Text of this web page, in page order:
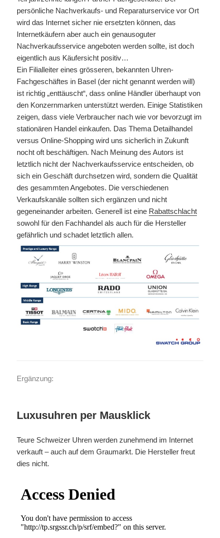
persönliche Nachverkaufs- und Reparaturservice vor Ort
wird das Internet sicher nie ersetzten können, das
Internetkäufern aber auch ein genausoguter
Nachverkaufsservice angeboten werden sollte, ist doch
eigentlich aus Käufersicht positiv…
Ein Filialleiter eines grösseren, bekannten Uhren-
Fachgeschäftes in Basel (der nicht genannt werden will)
ist richtig „enttäuscht“, dass online Händler überhaupt von
den Konzernmarken unterstützt werden. Einige Statistiken
zeigen, dass viele Verbraucher nach wie vor bevorzugt im
stationären Handel einkaufen. Das Thema Detailhandel
versus Online-Shopping wird uns sicherlich in Zukunft
nocht oft beschäftigen. Nach Meinung des Autors ist
letztlich nicht der Nachverkaufsservice entscheiden, ob
sich ein Geschäft durchsetzen wird, sondern die Qualität
des gesammten Angebotes. Die verschiedenen
Verkaufskanäle sollten sich ergänzen und nicht
gegeneinander arbeiten. Generell ist eine Rabattschlacht
sowohl für den Fachhandel als auch für die Hersteller
gefährlich und schadet letztlich allen.
Ergänzung:
Luxusuhren per Mausklick
Teure Schweizer Uhren werden zunehmend im Internet
verkauft – auch auf dem Graumarkt. Die Hersteller freut
dies nicht.